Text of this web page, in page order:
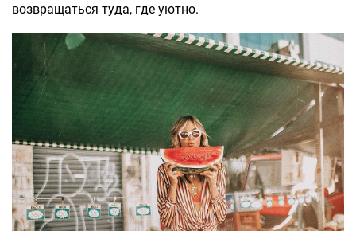
возвращаться туда, где уютно.